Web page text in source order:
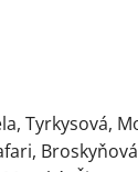
Tyrkysová,